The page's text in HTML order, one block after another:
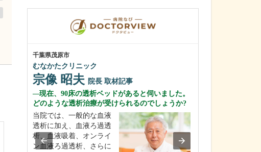
千葉県茂原市
むなかたクリニック
宗像 昭夫 院長 取材記事
現在、90床の透析ベッドがあると伺いました。
どのような透析治療が受けられるのでしょうか?
当院では、一般的な血液
透析に加え、血液ろ過透
析、血液吸着、オンライ
ン血液ろ過透析、さらに